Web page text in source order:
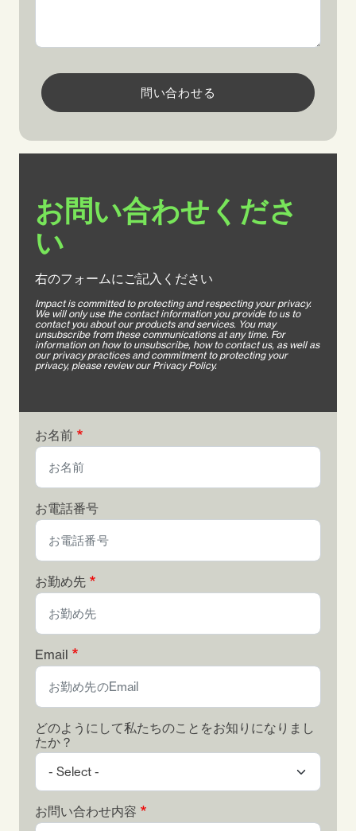
問い合わせる
お問い合わせくださ
い
右のフォームにご記入ください
Impact is committed to protecting and respecting your privacy.
We will only use the contact information you provide to us to
contact you about our products and services. You may
unsubscribe from these communications at any time. For
information on how to unsubscribe, how to contact us, as well as
our privacy practices and commitment to protecting your
privacy, please review our Privacy Policy.
お名前
お電話番号
お勤め先
Email
どのようにして私たちのことをお知りになりまし
たか？
お問い合わせ内容